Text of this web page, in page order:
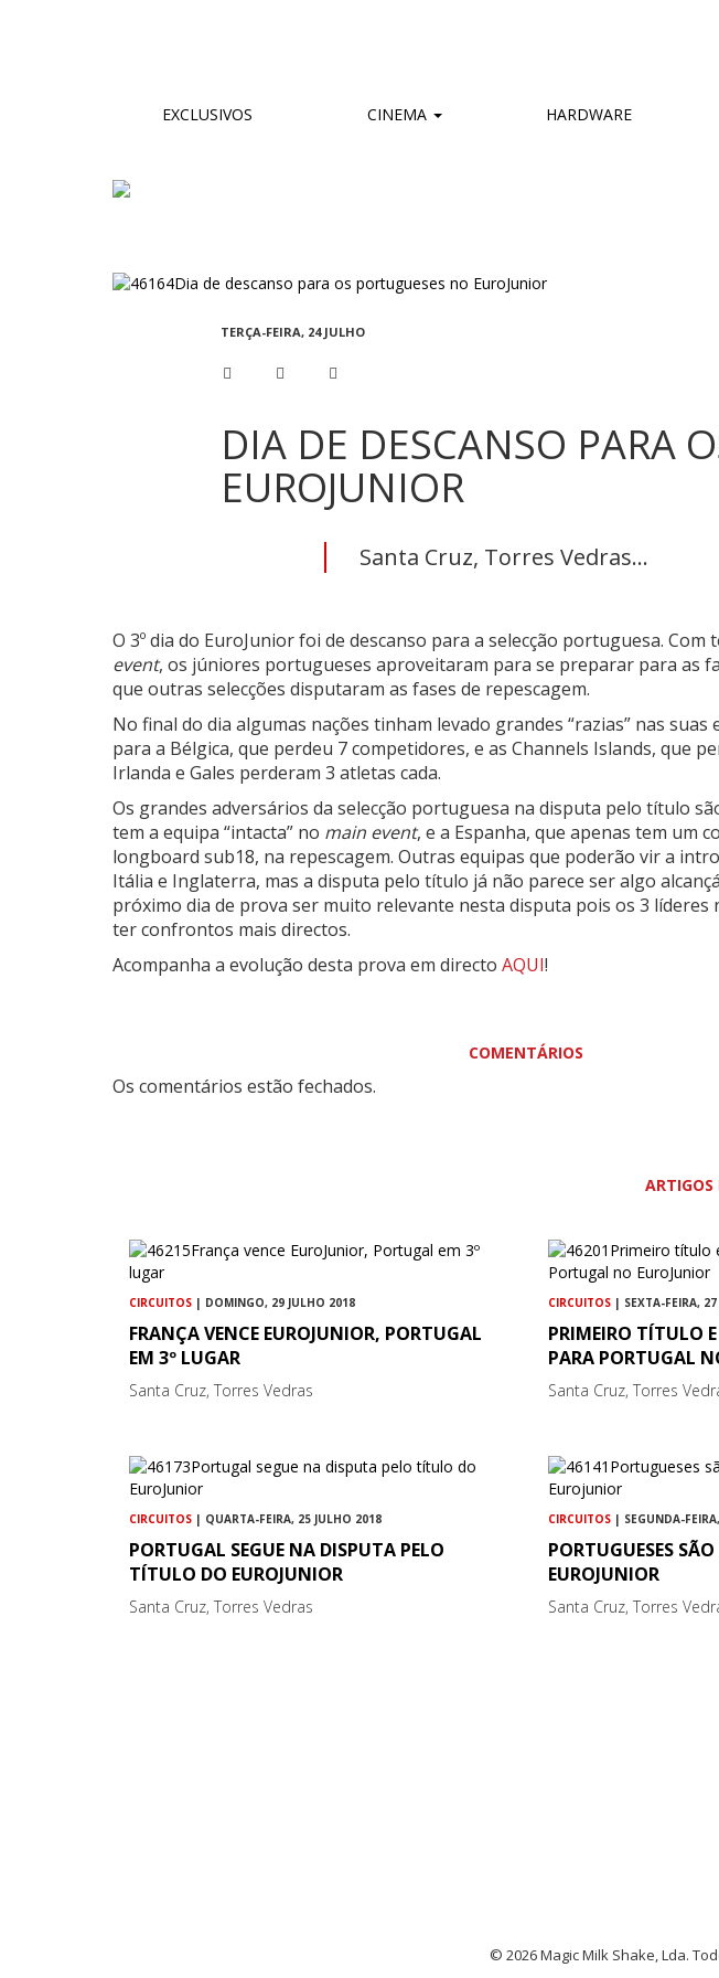
EXCLUSIVOS CINEMA HARDWARE
TERÇA-FEIRA, 24 JULHO
DIA DE DESCANSO PARA
EUROJUNIOR
Santa Cruz, Torres Vedras...
O 3º dia do EuroJunior foi de descanso para a selecção portuguesa. Com
event, os júniores portugueses aproveitaram para se preparar para as
que outras selecções disputaram as fases de repescagem.
No final do dia algumas nações tinham levado grandes “razias” nas suas
para a Bélgica, que perdeu 7 competidores, e as Channels Islands, que
Irlanda e Gales perderam 3 atletas cada.
Os grandes adversários da selecção portuguesa na disputa pelo título
tem a equipa “intacta” no main event, e a Espanha, que apenas tem um
longboard sub18, na repescagem. Outras equipas que poderão vir a
Itália e Inglaterra, mas a disputa pelo título já não parece ser algo
próximo dia de prova ser muito relevante nesta disputa pois os 3 líderes
ter confrontos mais directos.
Acompanha a evolução desta prova em directo AQUI!
COMENTÁRIOS
Os comentários estão fechados.
ARTIGOS
CIRCUITOS | DOMINGO, 29 JULHO 2018
FRANÇA VENCE EUROJUNIOR, PORTUGAL
EM 3º LUGAR
Santa Cruz, Torres Vedras
CIRCUITOS | SEXTA-FEIRA,
PRIMEIRO TÍTULO
PARA PORTUGAL
Santa Cruz, Torres
CIRCUITOS | QUARTA-FEIRA, 25 JULHO 2018
PORTUGAL SEGUE NA DISPUTA PELO
TÍTULO DO EUROJUNIOR
Santa Cruz, Torres Vedras
CIRCUITOS | SEGUNDA-
PORTUGUESES
EUROJUNIOR
Santa Cruz, Torres
© 2026 Magic Milk Shake, Lda.